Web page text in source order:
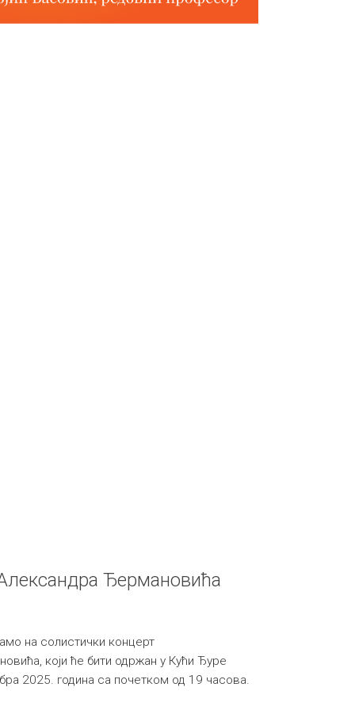
Ђермановића
на солистички концерт
који ће бити одржан у Кући Ђуре
2025. година са почетком од 19 часова.